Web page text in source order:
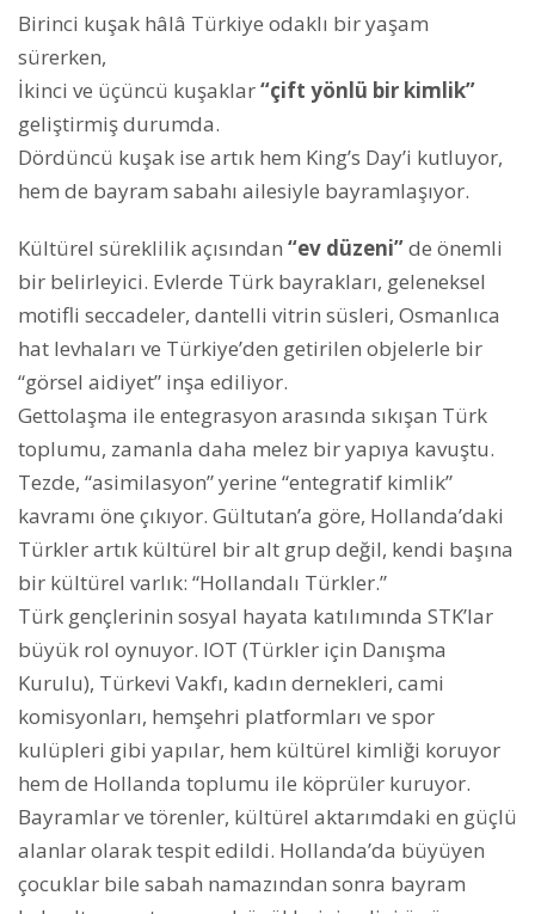
Birinci kuşak hâlâ Türkiye odaklı bir yaşam
sürerken,
İkinci ve üçüncü kuşaklar“çift yönlü bir kimlik”
geliştirmiş durumda.
Dördüncü kuşak ise artık hem King’s Day’i kutluyor,
hem de bayram sabahı ailesiyle bayramlaşıyor.
Kültürel süreklilik açısından “ev düzeni”de önemli
bir belirleyici. Evlerde Türk bayrakları, geleneksel
motifli seccadeler, dantelli vitrin süsleri, Osmanlıca
hat levhaları ve Türkiye’den getirilen objelerle bir
“görsel aidiyet” inşa ediliyor.
Gettolaşma ile entegrasyon arasında sıkışan Türk
toplumu, zamanla daha melez bir yapıya kavuştu.
Tezde, “asimilasyon” yerine “entegratif kimlik”
kavramı öne çıkıyor. Gültutan’a göre, Hollanda’daki
Türkler artık kültürel bir alt grup değil, kendi başına
bir kültürel varlık: “Hollandalı Türkler.”
Türk gençlerinin sosyal hayata katılımında STK’lar
büyük rol oynuyor. IOT (Türkler için Danışma
Kurulu), Türkevi Vakfı, kadın dernekleri, cami
komisyonları, hemşehri platformları ve spor
kulüpleri gibi yapılar, hem kültürel kimliği koruyor
hem de Hollanda toplumu ile köprüler kuruyor.
Bayramlar ve törenler, kültürel aktarımdaki en güçlü
alanlar olarak tespit edildi. Hollanda’da büyüyen
çocuklar bile sabah namazından sonra bayram